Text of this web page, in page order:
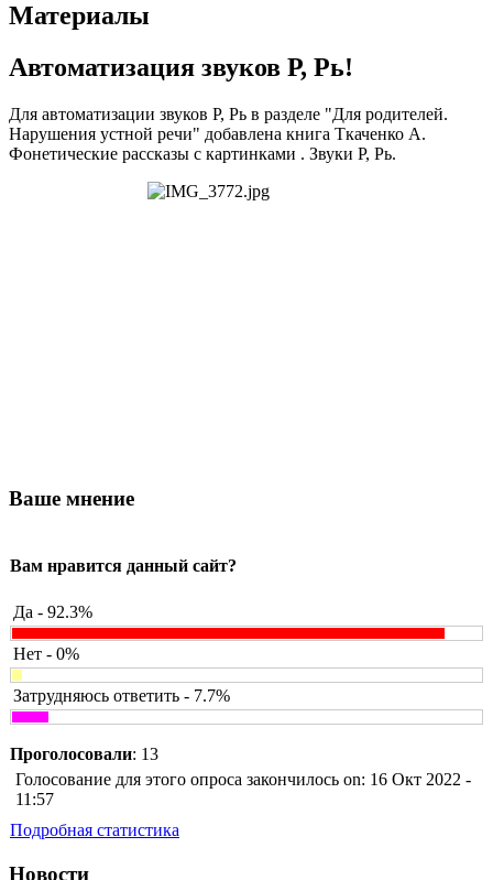
Материалы
Автоматизация звуков Р, Рь!
Для автоматизации звуков Р, Рь в разделе "Для родителей.
Нарушения устной речи" добавлена книга Ткаченко А.
Фонетические рассказы с картинками . Звуки Р, Рь.
Ваше мнение
Вам нравится данный сайт?
Да - 92.3%
Нет - 0%
Затрудняюсь ответить - 7.7%
Проголосовали: 13
Голосование для этого опроса закончилось on: 16 Окт 2022 -
11:57
Подробная статистика
Новости